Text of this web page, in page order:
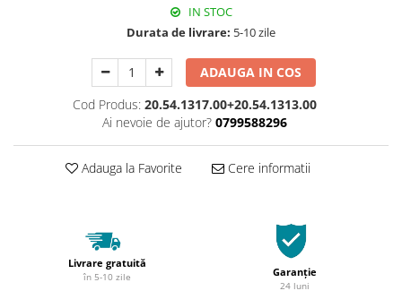
IN STOC
Durata de livrare: 5-10 zile
ADAUGA IN COS
Cod Produs: 20.54.1317.00+20.54.1313.00
Ai nevoie de ajutor? 0799588296
Adauga la Favorite Cere informatii
Livrare gratuită
în 5-10 zile Garanție
24 luni